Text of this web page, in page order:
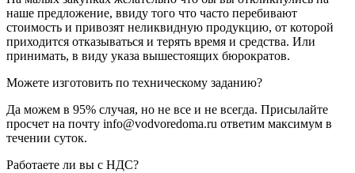
наше предложение, ввиду того что часто перебивают
стоимость и привозят неликвидную продукцию, от которой
приходится отказываться и терять время и средства. Или
принимать, в виду указа вышестоящих бюрократов.
Можете изготовить по техническому заданию?
Да можем в 95% случая, но не все и не всегда. Присылайте
просчет на почту info@vodvoredoma.ru ответим максимум в
течении суток.
Работаете ли вы с НДС?